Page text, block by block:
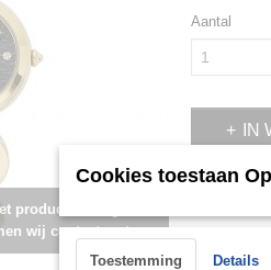
product onlangs in de
wij contact met u op.
Aantal
IN
Versus
Cookies toestaan
Toestemming Details